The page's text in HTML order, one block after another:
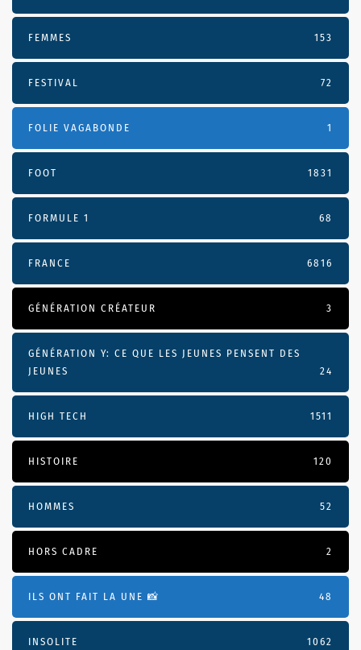
FEMMES 153
FESTIVAL 72
FOLIE VAGABONDE 1
FOOT 1831
FORMULE 1 68
FRANCE 6816
GÉNÉRATION CRÉATEUR 3
GÉNÉRATION Y: CE QUE LES JEUNES PENSENT DES
JEUNES
24
HIGH TECH 1511
HISTOIRE 120
HOMMES 52
HORS CADRE 2
ILS ONT FAIT LA UNE 📸 48
INSOLITE 1062